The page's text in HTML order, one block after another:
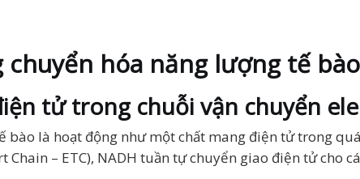
chuyển hóa năng lượng tế bào
tử trong chuỗi vận chuyển
bào là hoạt động như một chất mang điện tử trong
– ETC), NADH tuần tự chuyển giao điện tử cho